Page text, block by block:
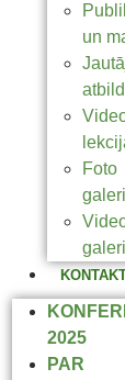
un
Foto
2025
PAR